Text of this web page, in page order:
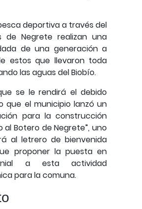
deportiva a través del
de Negrete realizan una
de una generación a
estos que llevaron toda
las aguas del Biobío.
se le rendirá el debido
que el municipio lanzó un
para la construcción
al Botero de Negrete”, uno
al letrero de bienvenida
proponer la puesta en
a esta actividad
para la comuna.